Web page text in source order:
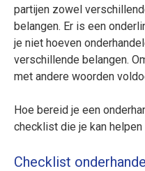
partijen zowel
belangen. Er is een
je niet hoeven
verschillende belangen.
met andere woorden
Hoe bereid je een
checklist die je kan
Checklist